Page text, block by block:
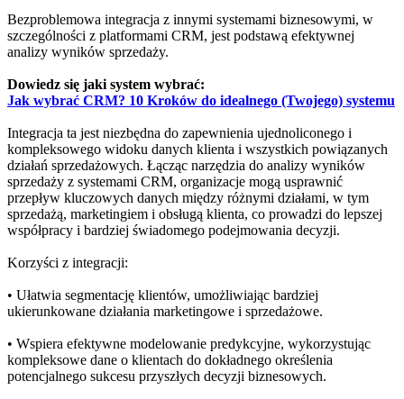
Bezproblemowa integracja z innymi systemami biznesowymi, w
szczególności z platformami CRM, jest podstawą efektywnej
analizy wyników sprzedaży.
Dowiedz się jaki system wybrać:
Jak wybrać CRM? 10 Kroków do idealnego (Twojego) systemu
Integracja ta jest niezbędna do zapewnienia ujednoliconego i
kompleksowego widoku danych klienta i wszystkich powiązanych
działań sprzedażowych. Łącząc narzędzia do analizy wyników
sprzedaży z systemami CRM, organizacje mogą usprawnić
przepływ kluczowych danych między różnymi działami, w tym
sprzedażą, marketingiem i obsługą klienta, co prowadzi do lepszej
współpracy i bardziej świadomego podejmowania decyzji.
Korzyści z integracji:
• Ułatwia segmentację klientów, umożliwiając bardziej
ukierunkowane działania marketingowe i sprzedażowe.
• Wspiera efektywne modelowanie predykcyjne, wykorzystując
kompleksowe dane o klientach do dokładnego określenia
potencjalnego sukcesu przyszłych decyzji biznesowych.